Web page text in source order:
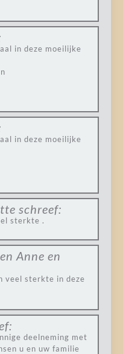
in deze moeilijke
in deze moeilijke
schreef:
sterkte .
Anne en
veel sterkte in deze
deelneming met
u en uw familie